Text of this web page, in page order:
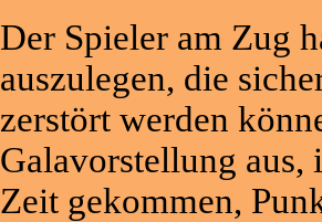
Der Spieler am Zug
auszulegen, die
zerstört werden
Galavorstellung aus,
Zeit gekommen,